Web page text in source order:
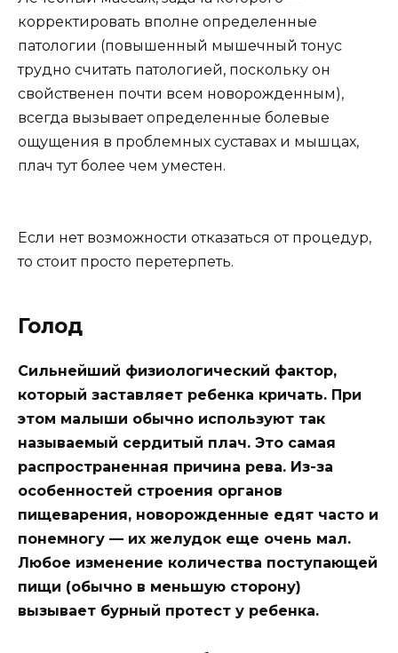
корректировать вполне определенные
патологии (повышенный мышечный тонус
трудно считать патологией, поскольку он
свойственен почти всем новорожденным),
всегда вызывает определенные болевые
ощущения в проблемных суставах и мышцах,
плач тут более чем уместен.
Если нет возможности отказаться от процедур,
то стоит просто перетерпеть.
Голод
Сильнейший физиологический фактор,
который заставляет ребенка кричать. При
этом малыши обычно используют так
называемый сердитый плач. Это самая
распространенная причина рева. Из-за
особенностей строения органов
пищеварения, новорожденные едят часто и
понемногу — их желудок еще очень мал.
Любое изменение количества поступающей
пищи (обычно в меньшую сторону)
вызывает бурный протест у ребенка.